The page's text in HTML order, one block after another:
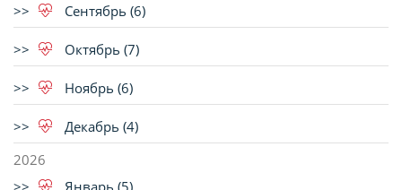
Сентябрь (6)
Октябрь (7)
Ноябрь (6)
Декабрь (4)
2026
Январь (5)